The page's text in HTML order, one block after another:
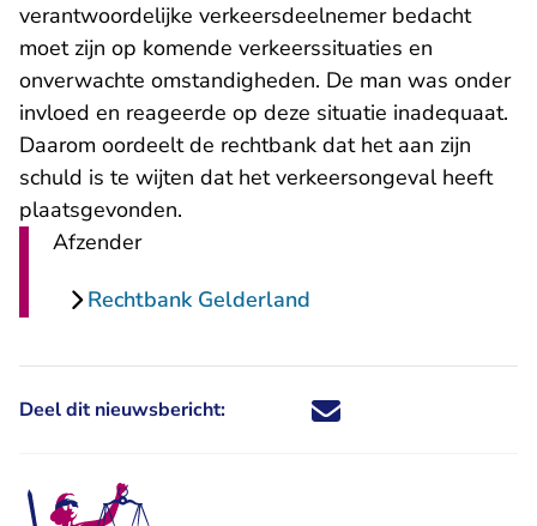
verantwoordelijke verkeersdeelnemer bedacht
moet zijn op komende verkeerssituaties en
onverwachte omstandigheden. De man was onder
invloed en reageerde op deze situatie inadequaat.
Daarom oordeelt de rechtbank dat het aan zijn
schuld is te wijten dat het verkeersongeval heeft
plaatsgevonden.
Afzender
Rechtbank Gelderland
Deel dit nieuwsbericht: Deel dit nieuwsbericht via X -
Deel dit nieuwsbericht via
Deel dit nieuwsbericht
Deel dit